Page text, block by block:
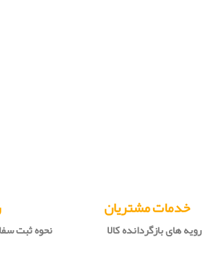
خدمات مشتریان
رویه های بازگردانده کالا
نحوه ثبت